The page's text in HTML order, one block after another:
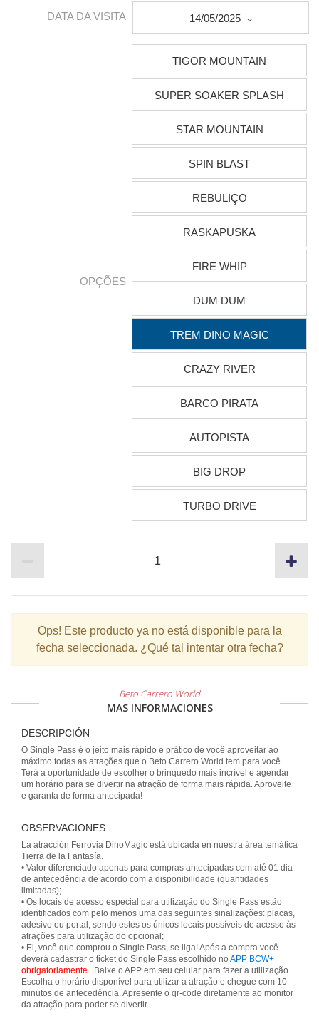
DATA DA VISITA 14/05/2025
OPÇÕES
TIGOR MOUNTAIN
SUPER SOAKER SPLASH
STAR MOUNTAIN
SPIN BLAST
REBULIÇO
RASKAPUSKA
FIRE WHIP
DUM DUM
TREM DINO MAGIC
CRAZY RIVER
BARCO PIRATA
AUTOPISTA
BIG DROP
TURBO DRIVE
Ops! Este producto ya no está disponible para la
fecha seleccionada. ¿Qué tal intentar otra fecha?
Beto Carrero World
MAS INFORMACIONES
DESCRIPCIÓN
O Single Pass é o jeito mais rápido e prático de você aproveitar ao
máximo todas as atrações que o Beto Carrero World tem para você.
Terá a oportunidade de escolher o brinquedo mais incrível e agendar
um horário para se divertir na atração de forma mais rápida. Aproveite
e garanta de forma antecipada!
OBSERVACIONES
La atracción Ferrovia DinoMagic está ubicada en nuestra área temática
Tierra de la Fantasía.
• Valor diferenciado apenas para compras antecipadas com até 01 dia
de antecedência de acordo com a disponibilidade (quantidades
limitadas);
• Os locais de acesso especial para utilização do Single Pass estão
identificados com pelo menos uma das seguintes sinalizações: placas,
adesivo ou portal, sendo estes os únicos locais possíveis de acesso às
atrações para utilização do opcional;
• Ei, você que comprou o Single Pass, se liga! Após a compra você
deverá cadastrar o ticket do Single Pass escolhido no APP BCW+
obrigatoriamente . Baixe o APP em seu celular para fazer a utilização.
Escolha o horário disponível para utilizar a atração e chegue com 10
minutos de antecedência. Apresente o qr-code diretamente ao monitor
da atração para poder se divertir.